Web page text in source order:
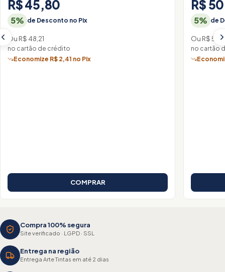
R$ 45,80
5% de Desconto no Pix
Ou R$ 48,21
no cartão de crédito
Economize R$ 2,41 no Pix
COMPRAR
R$
5% de
Ou R$
no cartão
Compra 100% segura
Site verificado · LGPD · SSL
Entrega na região
Entrega Arte Tintas em até 2 dias